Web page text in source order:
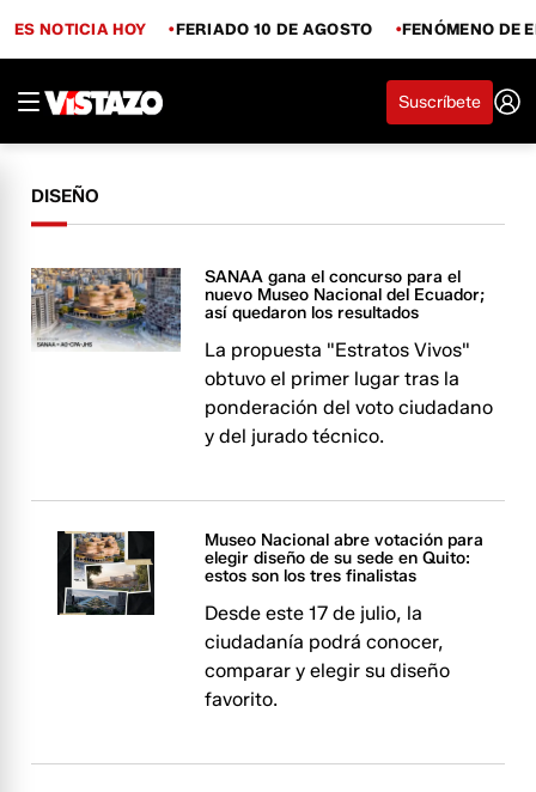
ES NOTICIA HOY FERIADO 10 DE AGOSTO FENÓMENO DE
Suscríbete
DISEÑO
SANAA gana el concurso para el
nuevo Museo Nacional del Ecuador;
así quedaron los resultados
La propuesta "Estratos Vivos"
obtuvo el primer lugar tras la
ponderación del voto ciudadano
y del jurado técnico.
Museo Nacional abre votación para
elegir diseño de su sede en Quito:
estos son los tres finalistas
Desde este 17 de julio, la
ciudadanía podrá conocer,
comparar y elegir su diseño
favorito.